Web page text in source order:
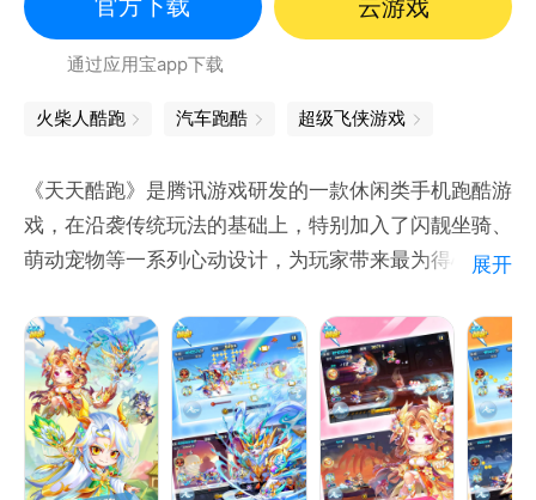
小蛇们更灵活，战局随时都有可能逆转！
【简单有趣，老少皆宜的全民游戏】
【战斗技巧，老司机教你几招】
急速超车拦截蛇头、急停甩头抢道、180度华丽飘逸、
画个圈圈诅咒你…这些都是战斗技巧！
谁说贪吃蛇大作战只靠手速？策略也很重要，当然如果
你恰好单身又练过手速 —— 完美！
官方下载 云游戏
通过应用宝app下载
火柴人酷跑 汽车跑酷 超级飞侠游戏
《天天酷跑》是腾讯游戏研发的一款休闲类手机跑酷游
戏，在沿袭传统玩法的基础上，特别加入了闪靓坐骑、
萌动宠物等一系列心动设计，为玩家带来最为得心应手
展开